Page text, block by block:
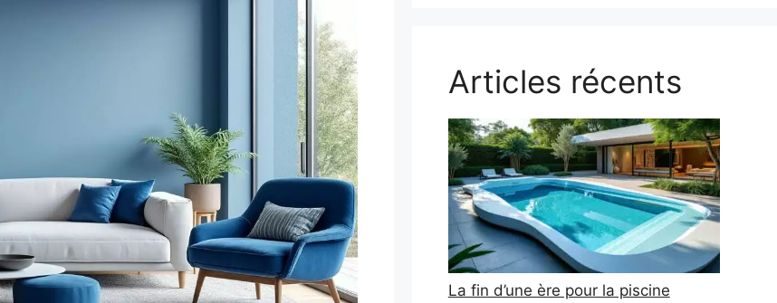
Articles récents
La fin d’une ère pour la piscine